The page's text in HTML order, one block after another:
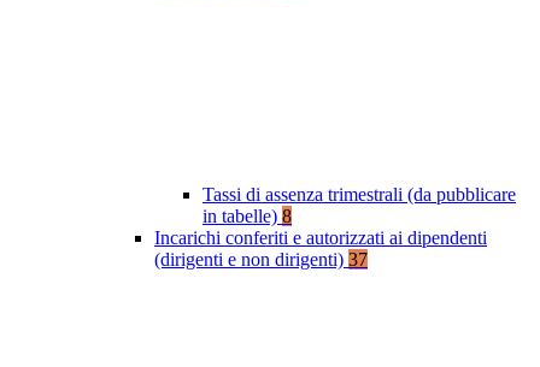
Tassi di assenza trimestrali (da pubblicare
in tabelle) 8
Incarichi conferiti e autorizzati ai dipendenti
(dirigenti e non dirigenti) 37